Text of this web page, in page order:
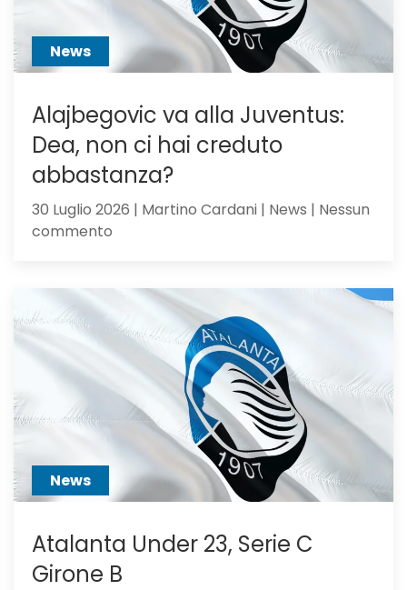
News
Alajbegovic va alla Juventus:
Dea, non ci hai creduto
abbastanza?
30 Luglio 2026 | Martino Cardani | News | Nessun
commento
alla
Juventus:
Dea,
non
hai
creduto
abbastanza?
News
Atalanta Under 23, Serie C
Girone B